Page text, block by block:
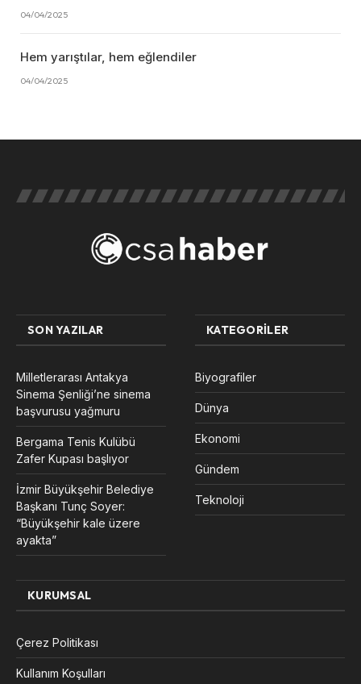
04/04/2025
Hem yarıştılar, hem eğlendiler
04/04/2025
SON YAZILAR
Milletlerarası Antakya
Sinema Şenliği’ne sinema
başvurusu yağmuru
Bergama Tenis Kulübü
Zafer Kupası başlıyor
İzmir Büyükşehir Belediye
Başkanı Tunç Soyer:
“Büyükşehir kale üzere
ayakta”
KATEGORILER
Biyografiler
Dünya
Ekonomi
Gündem
Teknoloji
KURUMSAL
Çerez Politikası
Kullanım Koşulları